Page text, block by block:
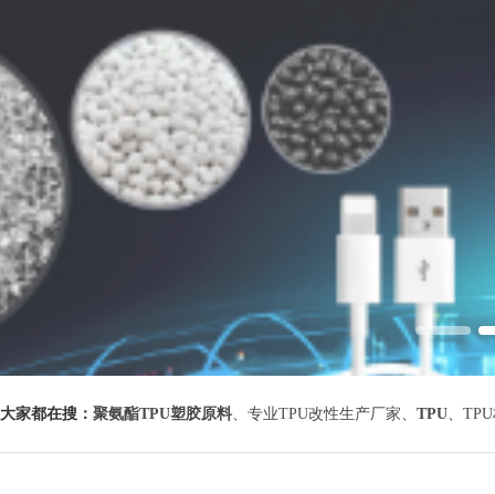
大家都在搜： 聚氨酯TPU塑胶原料、 专业TPU改性生产厂家、 TPU、